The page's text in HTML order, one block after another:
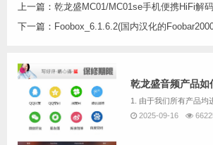
上一篇： 乾龙盛MC01/MC01se手机便携HiFi解
下一篇： Foobox_6.1.6.2(国内汉化的
2025-09-16